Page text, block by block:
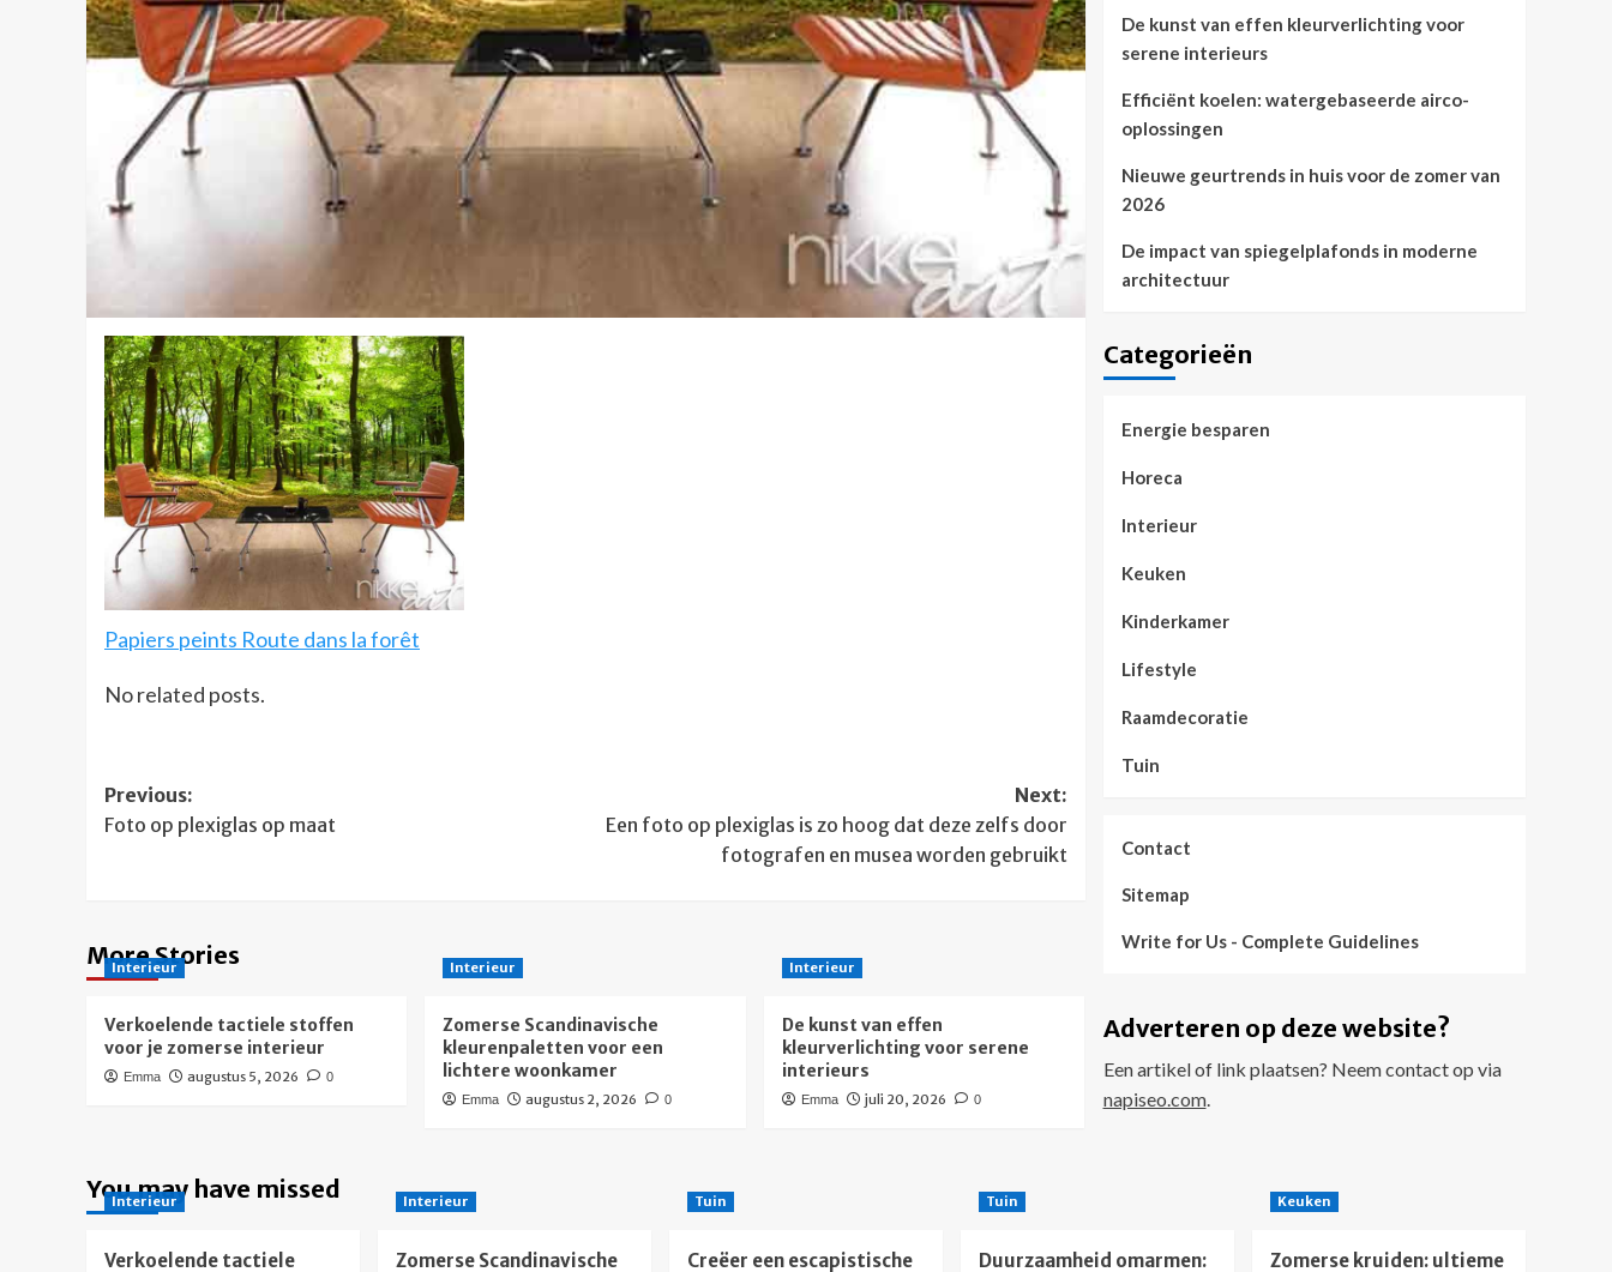
Papiers peints Route dans la forêt
No related posts.
Post
navigation
Previous:
Foto op plexiglas op maat
Next:
Een foto op plexiglas is zo hoog dat deze zelfs door
fotografen en musea worden gebruikt
More Stories
Interieur
Verkoelende tactiele stoffen
voor je zomerse interieur
Emma augustus 5, 2026 0
Interieur
Zomerse Scandinavische
kleurenpaletten voor een
lichtere woonkamer
Emma augustus 2, 2026 0
Interieur
De kunst van effen
kleurverlichting voor serene
interieurs
Emma juli 20, 2026 0
De kunst van effen kleurverlichting voor
serene interieurs
Efficiënt koelen: watergebaseerde airco-
oplossingen
Nieuwe geurtrends in huis voor de zomer van
2026
De impact van spiegelplafonds in moderne
architectuur
Categorieën
Energie besparen
Horeca
Interieur
Keuken
Kinderkamer
Lifestyle
Raamdecoratie
Tuin
Contact
Sitemap
Write for Us - Complete Guidelines
Adverteren op deze website?
Een artikel of link plaatsen? Neem contact op via
napiseo.com.
You may have missed
Interieur
Verkoelende tactiele
Interieur
Zomerse Scandinavische
Tuin
Creëer een escapistische
Tuin
Duurzaamheid omarmen:
Keuken
Zomerse kruiden: ultieme